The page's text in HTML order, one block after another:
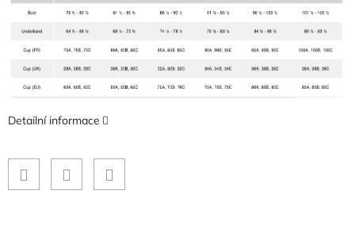
Detailní informace